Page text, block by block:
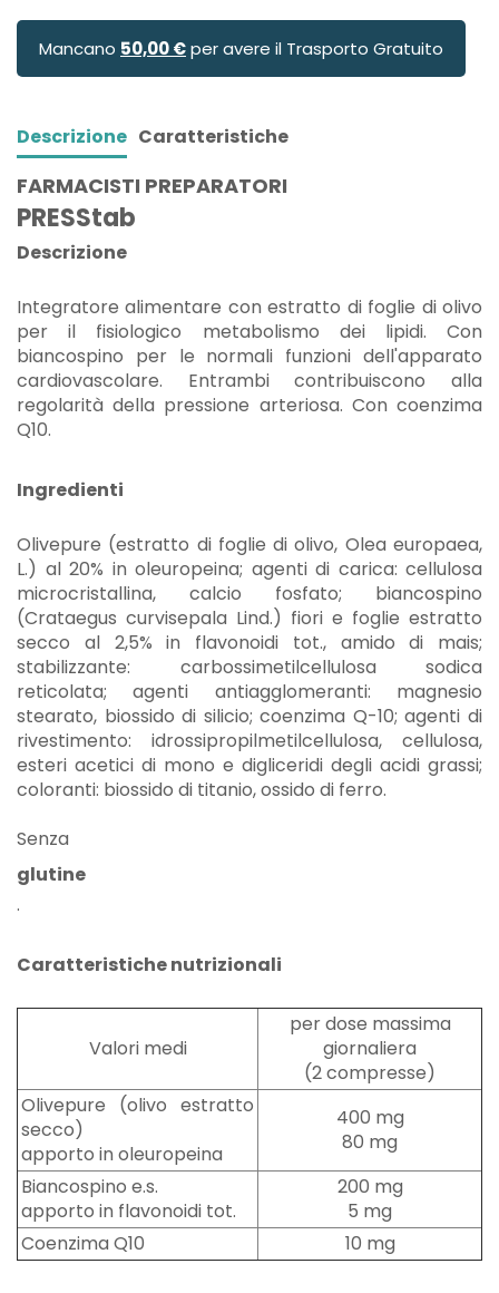
Mancano 50,00 €per avere il Trasporto Gratuito
Descrizione Caratteristiche
FARMACISTI PREPARATORI
PRESStab
Descrizione
Integratore alimentare con estratto di foglie di olivo
per il fisiologico metabolismo dei lipidi. Con
biancospino per le normali funzioni dell'apparato
cardiovascolare. Entrambi contribuiscono alla
regolarità della pressione arteriosa. Con coenzima
Q10.
Ingredienti
Olivepure (estratto di foglie di olivo, Olea europaea,
L.) al 20% in oleuropeina; agenti di carica: cellulosa
microcristallina, calcio fosfato; biancospino
(Crataegus curvisepala Lind.) fiori e foglie estratto
secco al 2,5% in flavonoidi tot., amido di mais;
stabilizzante: carbossimetilcellulosa sodica
reticolata; agenti antiagglomeranti: magnesio
stearato, biossido di silicio; coenzima Q-10; agenti di
rivestimento: idrossipropilmetilcellulosa, cellulosa,
esteri acetici di mono e digliceridi degli acidi grassi;
coloranti: biossido di titanio, ossido di ferro.
Senza
glutine
.
Caratteristiche nutrizionali
Valori medi
per dose massima
giornaliera
(2 compresse)
Olivepure (olivo estratto
secco)
apporto in oleuropeina
400 mg
80 mg
Biancospino e.s.
apporto in flavonoidi tot.
200 mg
5 mg
Coenzima Q10
10 mg